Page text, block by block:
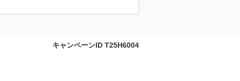
キャンペーンID T25H6004